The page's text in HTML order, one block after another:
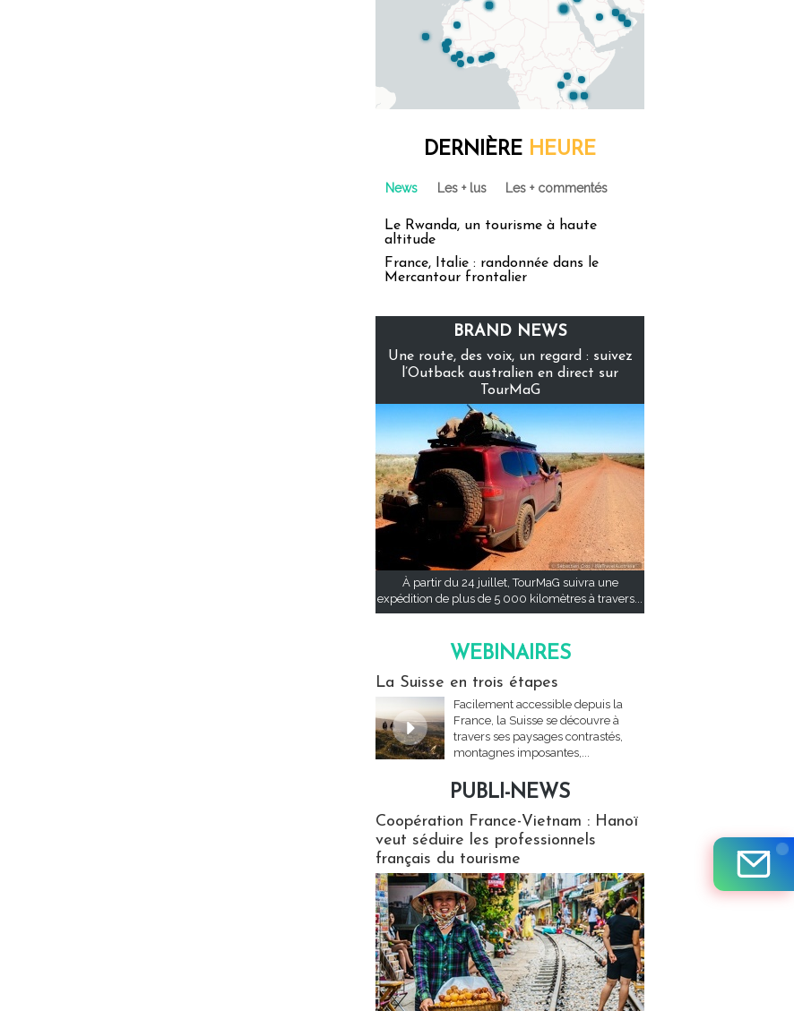
DERNIÈRE HEURE
News Les + lus Les + commentés
Le Rwanda, un tourisme à haute
altitude
France, Italie : randonnée dans le
Mercantour frontalier
BRAND NEWS
Une route, des voix, un regard : suivez
l’Outback australien en direct sur
TourMaG
À partir du 24 juillet, TourMaG suivra une
expédition de plus de 5 000 kilomètres à travers...
WEBINAIRES
La Suisse en trois étapes
Facilement accessible depuis la
France, la Suisse se découvre à
travers ses paysages contrastés,
montagnes imposantes,...
PUBLI-NEWS
Coopération France-Vietnam : Hanoï
veut séduire les professionnels
français du tourisme